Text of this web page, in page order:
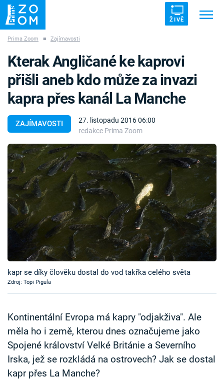
ŽIVĚ
ZÁHADY VETŘELCI DÁVNOVĚKU
Témata
Témata
Pořady
TV Program
Časopis
Sledujte prima+
Sledujte nás
Prima Zoom ■ Zajímavosti
ZAJÍMAVOSTI
27. listopadu 2016 06:00
redakce Prima Zoom
Kterak Angličané ke kaprovi
přišli aneb kdo může za invazi
kapra přes kanál La Manche
kapr se díky člověku dostal do vod takřka celého světa
Zdroj: Topi Pigula
Kontinentální Evropa má kapry "odjakživa". Ale
měla ho i země, kterou dnes označujeme jako
Spojené království Velké Británie a Severního
Irska, jež se rozkládá na ostrovech? Jak se dostal
kapr přes La Manche?